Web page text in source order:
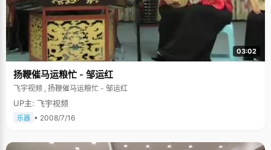
03:02
扬鞭催马运粮忙 - 邹运红
飞宇视频 , 扬鞭催马运粮忙 - 邹运红
UP主: 飞宇视频
乐器 • 2008/7/16